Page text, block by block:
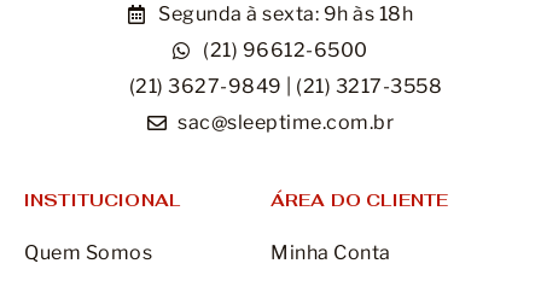
Segunda à sexta: 9h às 18h
(21) 96612-6500
(21) 3627-9849 | (21) 3217-3558
sac@sleeptime.com.br
INSTITUCIONAL
Quem Somos
ÁREA DO CLIENTE
Minha Conta